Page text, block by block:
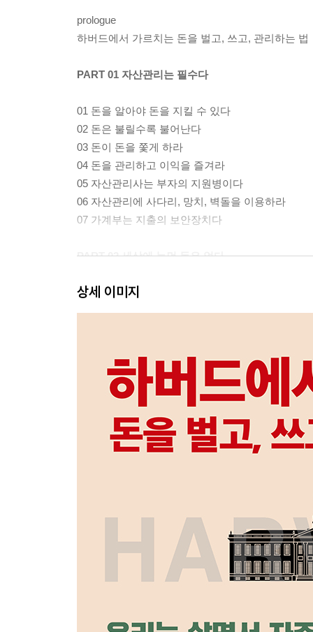
prologue
하버드에서 가르치는 돈을 벌고, 쓰고, 관리하는 법
PART 01 자산관리는 필수다
01 돈을 알아야 돈을 지킬 수 있다
02 돈은 불릴수록 불어난다
03 돈이 돈을 쫓게 하라
04 돈을 관리하고 이익을 즐겨라
05 자산관리사는 부자의 지원병이다
06 자산관리에 사다리, 망치, 벽돌을 이용하라
07 가계부는 지출의 보안장치다
PART 02 세상에 눈먼 돈은 없다
08 수시로 분석해서 이상 징후를 포착하라
08 신용카드가 당신의 목을 조를 수 있다
12 과도한 채무는 당신을 돈의 노예로 만든다
13 적당한 빚은 당신을 뛰게 한다
14 빚을 쌓아올리지 마라
PART 03 저축은 견고한 방어선이다
18 수수료는 무조건 내야 하는 것이 아니다
19 일반예금의 활용법은 따로 있다
20 외화정기저축으로 돈을 벌 수 있다
21 마이너스 금리의 칼날은 방패로 막아라
PART 04 잘 쓸 줄 알면 잘 버는 법도 안다
상세 이미지